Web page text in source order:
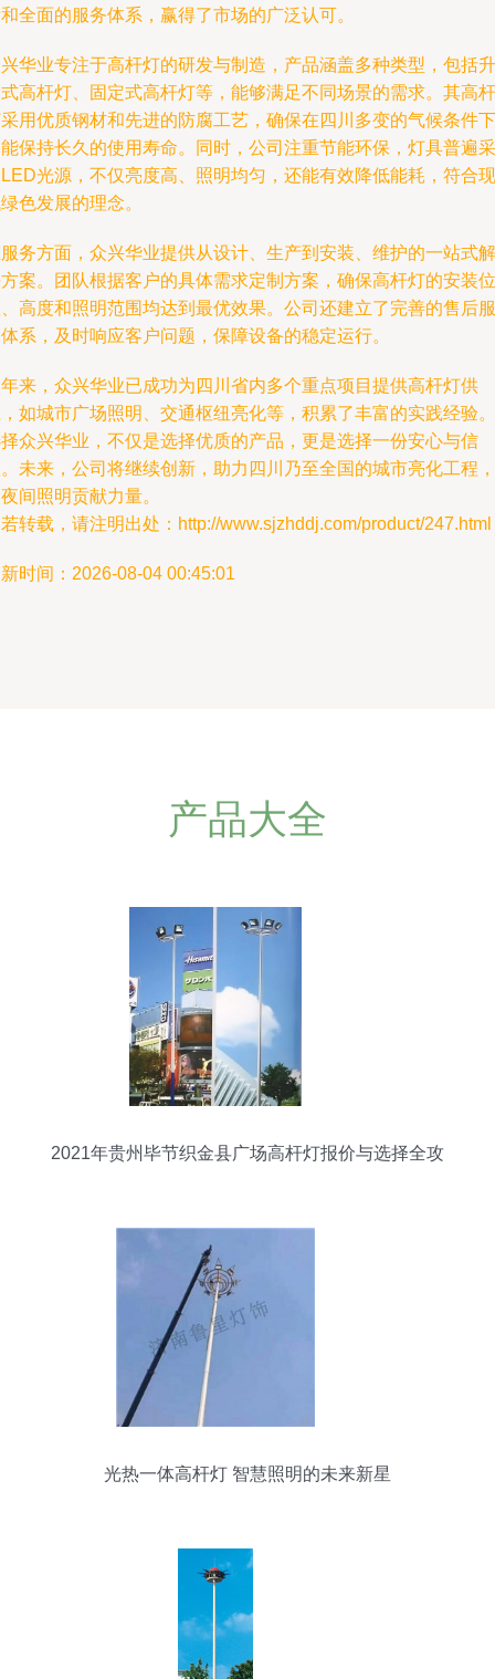
全面的服务体系，赢得了市场的广泛认可。
华业专注于高杆灯的研发与制造，产品涵盖多种类型，包括升
高杆灯、固定式高杆灯等，能够满足不同场景的需求。其高杆
用优质钢材和先进的防腐工艺，确保在四川多变的气候条件下
保持长久的使用寿命。同时，公司注重节能环保，灯具普遍采
光源，不仅亮度高、照明均匀，还能有效降低能耗，符合现
色发展的理念。
务方面，众兴华业提供从设计、生产到安装、维护的一站式解
案。团队根据客户的具体需求定制方案，确保高杆灯的安装位
高度和照明范围均达到最优效果。公司还建立了完善的售后服
系，及时响应客户问题，保障设备的稳定运行。
来，众兴华业已成功为四川省内多个重点项目提供高杆灯供
如城市广场照明、交通枢纽亮化等，积累了丰富的实践经验。
众兴华业，不仅是选择优质的产品，更是选择一份安心与信
未来，公司将继续创新，助力四川乃至全国的城市亮化工程，
间照明贡献力量。
转载，请注明出处：http://www.sjzhddj.com/product/247.html
时间：2026-08-04 00:45:01
产品大全
2021年贵州毕节织金县广场高杆灯报价与选择全攻
光热一体高杆灯 智慧照明的未来新星